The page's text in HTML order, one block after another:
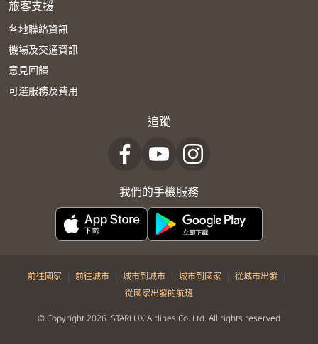
旅客支援
各地聯絡資訊
機場及交通資訊
意見回饋
可選服務及費用
追蹤
我們的手機服務
前往國家 | 前往城市 | 城市到城市 | 城市到國家 | 從城市出發 |
從國家出發的航班
© Copyright 2026. STARLUX Airlines Co. Ltd. All rights reserved